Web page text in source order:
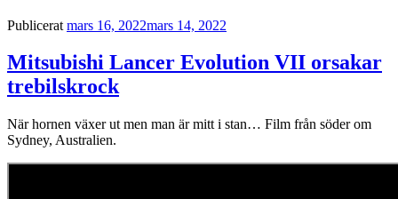
Publicerat mars 16, 2022mars 14, 2022
Mitsubishi Lancer Evolution VII orsakar
trebilskrock
När hornen växer ut men man är mitt i stan… Film från söder om
Sydney, Australien.